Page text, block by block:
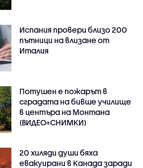
Испания провери близо 200
пътници на влизане от
Италия
Потушен е пожарът в
сградата на бивше училище
в центъра на Монтана
(ВИДЕО+СНИМКИ)
20 хиляди души бяха
евакуирани в Канада заради